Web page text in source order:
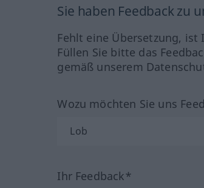
Sie haben Feedback zu
Fehlt eine Übersetzung,
Füllen Sie bitte das
gemäß unserem
Wozu möchten Sie uns
Ihr Feedback*